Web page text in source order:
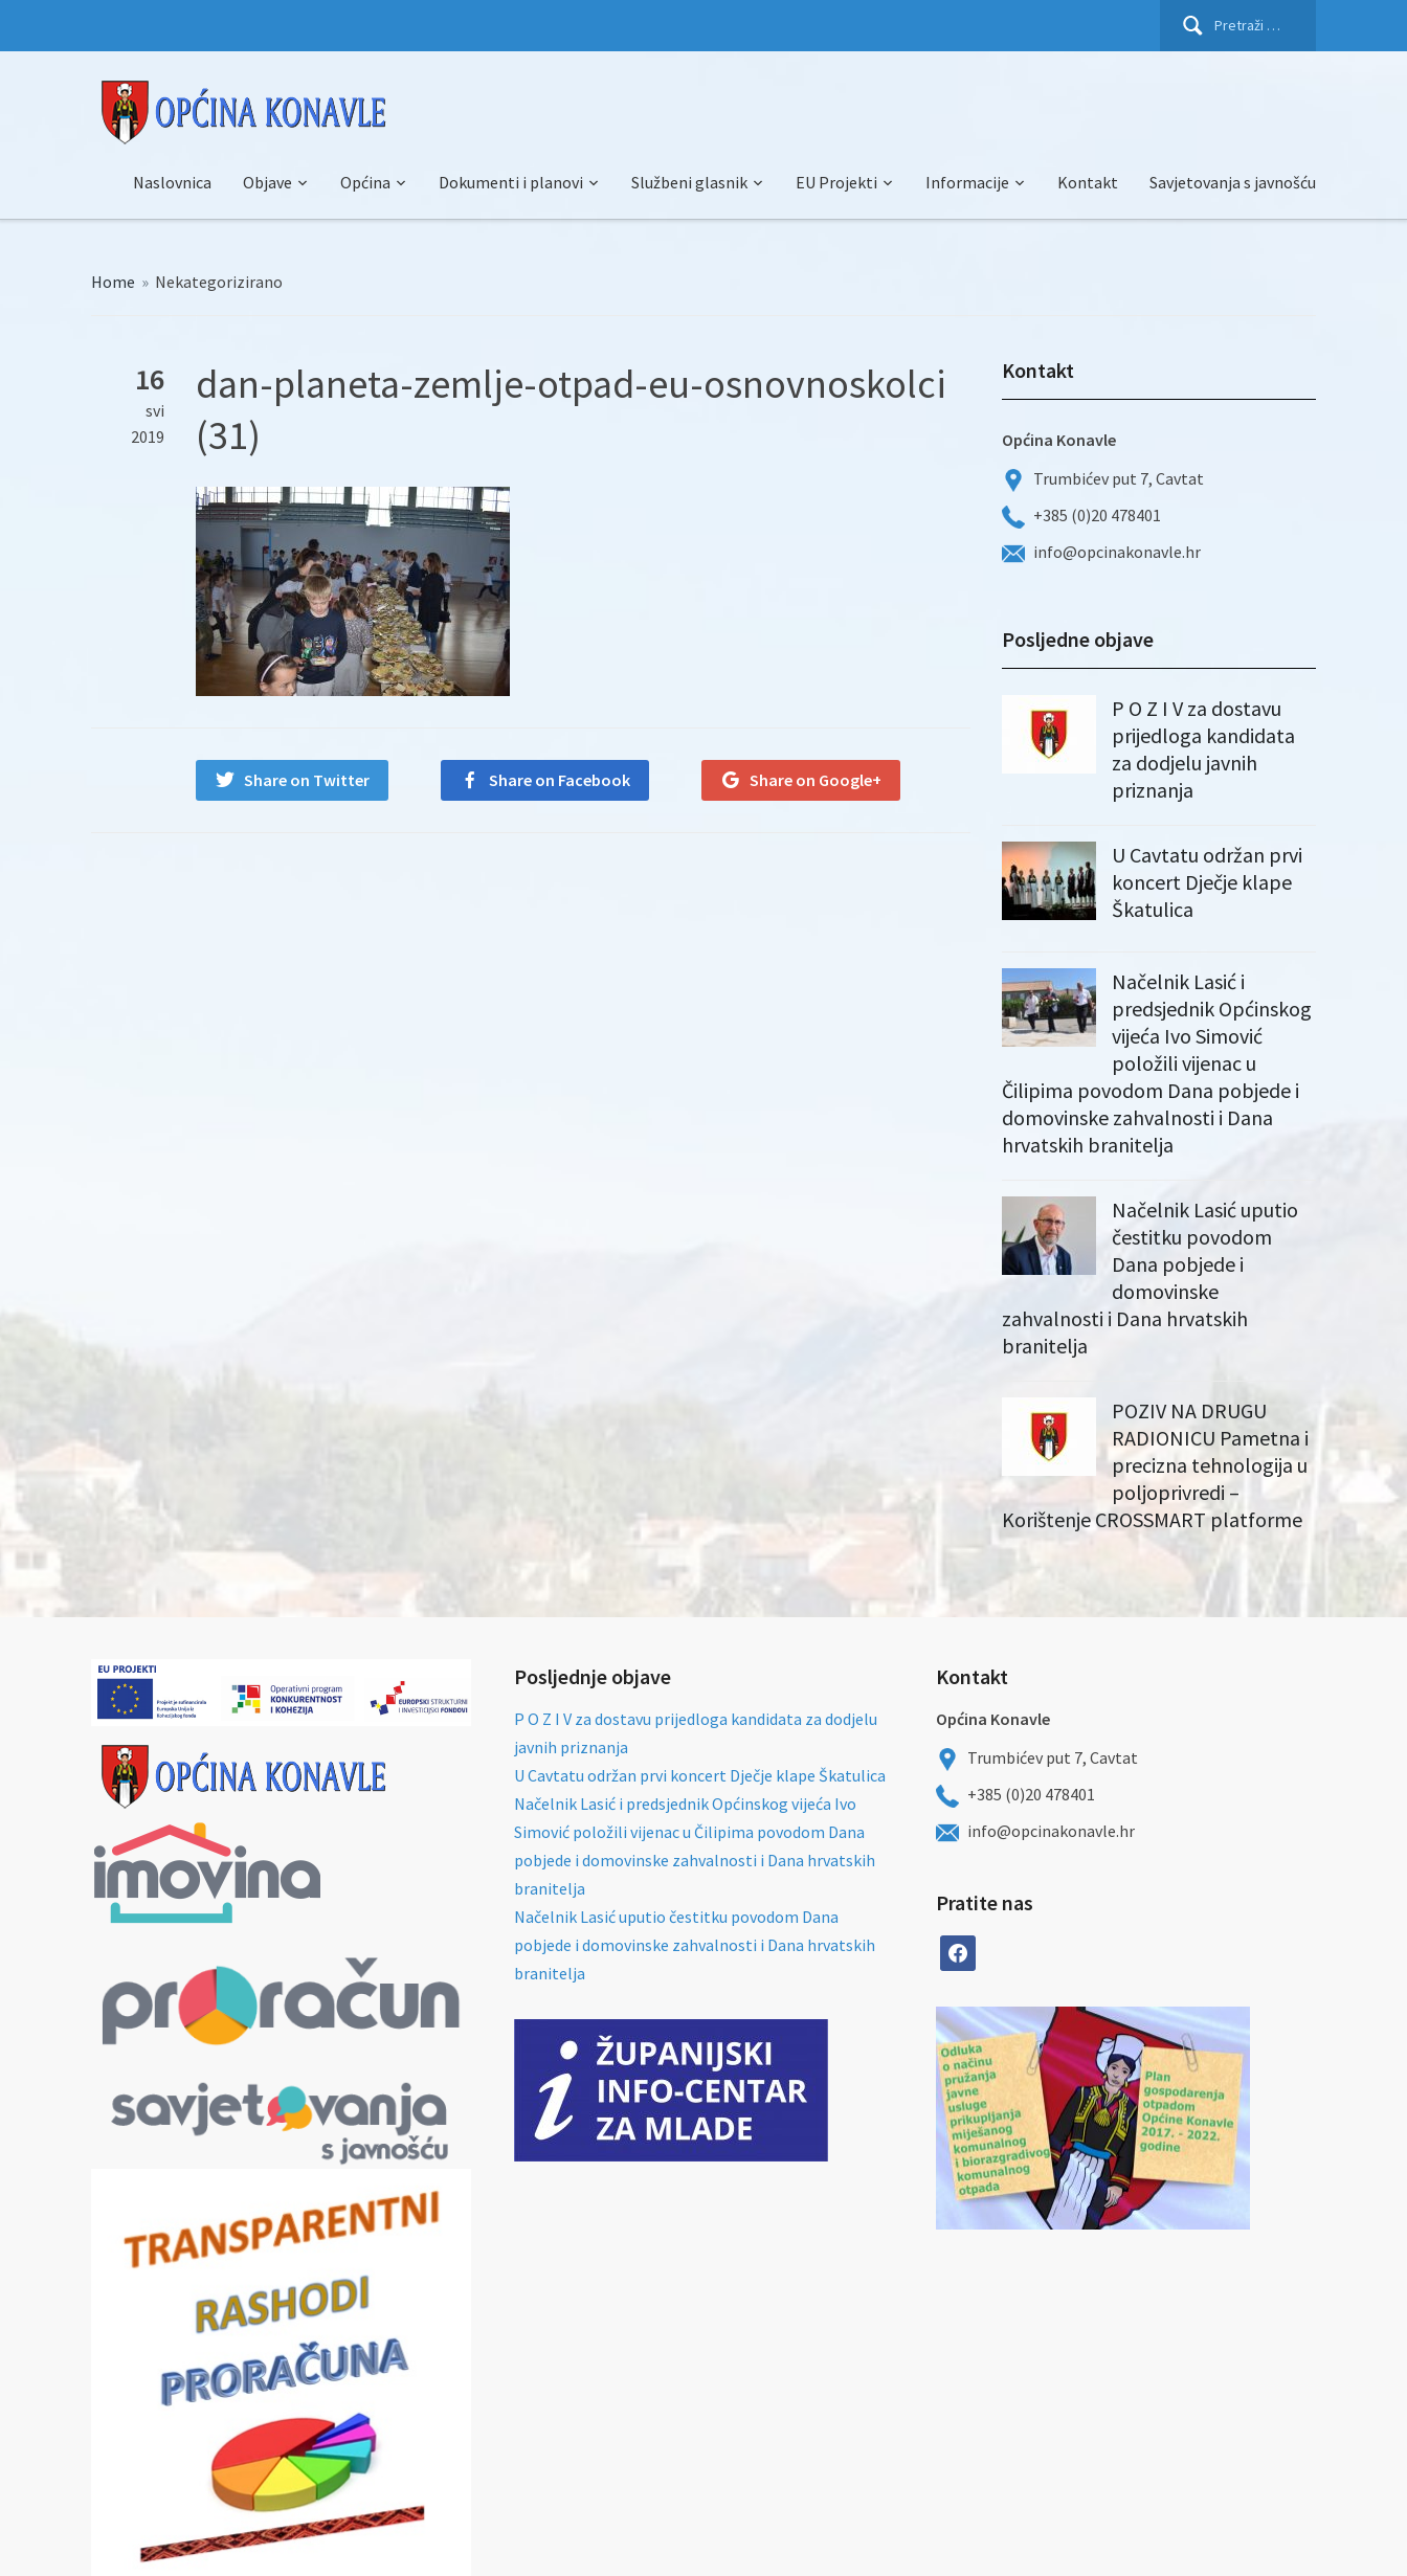
Pretraži:
Naslovnica Objave Općina Dokumenti i planovi Službeni glasnik EU Projekti Informacije Kontakt Savjetovanja s javnošću
Home » Nekategorizirano
16
svi
2019
dan-planeta-zemlje-otpad-eu-osnovnoskolci
(31)
Share on Twitter Share on Facebook Share on Google+
Kontakt
Općina Konavle
Trumbićev put 7, Cavtat
+385 (0)20 478401
info@opcinakonavle.hr
Posljedne objave
P O Z I V za dostavu
prijedloga kandidata
za dodjelu javnih
priznanja
U Cavtatu održan prvi
koncert Dječje klape
Škatulica
Načelnik Lasić i
predsjednik Općinskog
vijeća Ivo Simović
položili vijenac u
Čilipima povodom Dana pobjede i
domovinske zahvalnosti i Dana
hrvatskih branitelja
Načelnik Lasić uputio
čestitku povodom
Dana pobjede i
domovinske
zahvalnosti i Dana hrvatskih
branitelja
POZIV NA DRUGU
RADIONICU Pametna i
precizna tehnologija u
poljoprivredi –
Korištenje CROSSMART platforme
Posljednje objave
P O Z I V za dostavu prijedloga kandidata za dodjelu
javnih priznanja
U Cavtatu održan prvi koncert Dječje klape Škatulica
Načelnik Lasić i predsjednik Općinskog vijeća Ivo
Simović položili vijenac u Čilipima povodom Dana
pobjede i domovinske zahvalnosti i Dana hrvatskih
branitelja
Načelnik Lasić uputio čestitku povodom Dana
pobjede i domovinske zahvalnosti i Dana hrvatskih
branitelja
Kontakt
Općina Konavle
Trumbićev put 7, Cavtat
+385 (0)20 478401
info@opcinakonavle.hr
Pratite nas
facebook